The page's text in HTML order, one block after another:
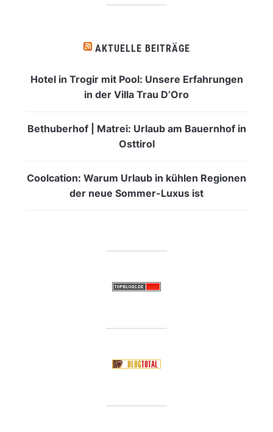
AKTUELLE BEITRÄGE
Hotel in Trogir mit Pool: Unsere Erfahrungen
in der Villa Trau D’Oro
Bethuberhof | Matrei: Urlaub am Bauernhof in
Osttirol
Coolcation: Warum Urlaub in kühlen Regionen
der neue Sommer-Luxus ist